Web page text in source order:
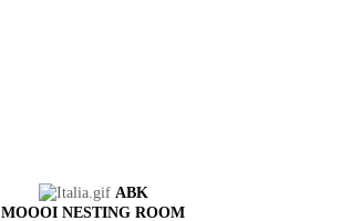
ABK
MOOOI NESTING ROOM